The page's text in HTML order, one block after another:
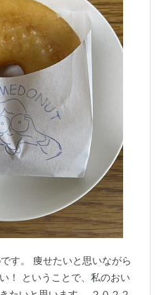
す。 痩せたいと思いながら
！ ということで、私のおい